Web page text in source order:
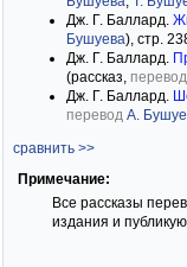
Дж. Г. Баллард.
Бушуева), стр.
Дж. Г. Баллард.
(рассказ, перевод
Дж. Г. Баллард.
перевод А.
сравнить >>
Примечание:
Все рассказы
издания и